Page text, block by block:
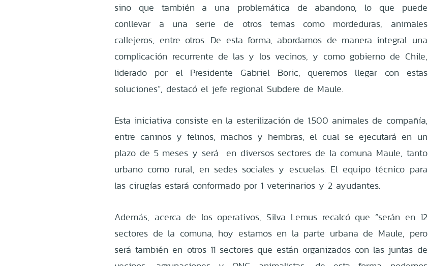
sino que también a una problemática de abandono, lo que puede
conllevar a una serie de otros temas como mordeduras, animales
callejeros, entre otros. De esta forma, abordamos de manera integral una
complicación recurrente de las y los vecinos, y como gobierno de Chile,
liderado por el Presidente Gabriel Boric, queremos llegar con estas
soluciones”, destacó el jefe regional Subdere de Maule.
Esta iniciativa consiste en la esterilización de 1.500 animales de compañía,
entre caninos y felinos, machos y hembras, el cual se ejecutará en un
plazo de 5 meses y será en diversos sectores de la comuna Maule, tanto
urbano como rural, en sedes sociales y escuelas. El equipo técnico para
las cirugías estará conformado por 1 veterinarios y 2 ayudantes.
Además, acerca de los operativos, Silva Lemus recalcó que “serán en 12
sectores de la comuna, hoy estamos en la parte urbana de Maule, pero
será también en otros 11 sectores que están organizados con las juntas de